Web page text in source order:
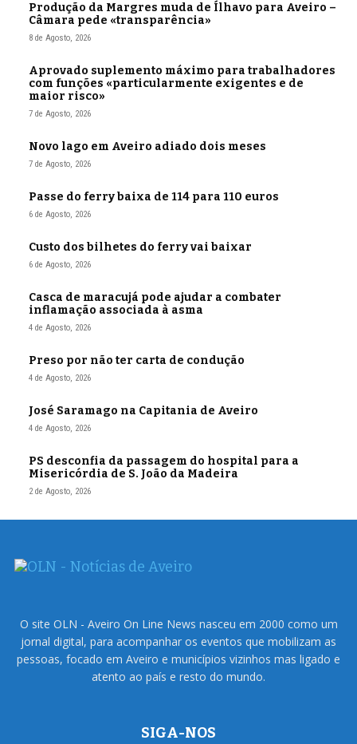
Produção da Margres muda de Ílhavo para Aveiro –
Câmara pede «transparência»
8 de Agosto, 2026
Aprovado suplemento máximo para trabalhadores
com funções «particularmente exigentes e de
maior risco»
7 de Agosto, 2026
Novo lago em Aveiro adiado dois meses
7 de Agosto, 2026
Passe do ferry baixa de 114 para 110 euros
6 de Agosto, 2026
Custo dos bilhetes do ferry vai baixar
6 de Agosto, 2026
Casca de maracujá pode ajudar a combater
inflamação associada à asma
4 de Agosto, 2026
Preso por não ter carta de condução
4 de Agosto, 2026
José Saramago na Capitania de Aveiro
4 de Agosto, 2026
PS desconfia da passagem do hospital para a
Misericórdia de S. João da Madeira
2 de Agosto, 2026
O site OLN - Aveiro On Line News nasceu em 2000 como um
jornal digital, para acompanhar os eventos que mobilizam as
pessoas, focado em Aveiro e municípios vizinhos mas ligado e
atento ao país e resto do mundo.
SIGA-NOS